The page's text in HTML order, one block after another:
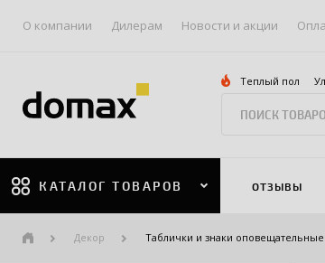
О компании Дилерам Новости и акции
Теплый пол
КАТАЛОГ ТОВАРОВ ОТЗЫВЫ
Декор Таблички и знаки оповещательные